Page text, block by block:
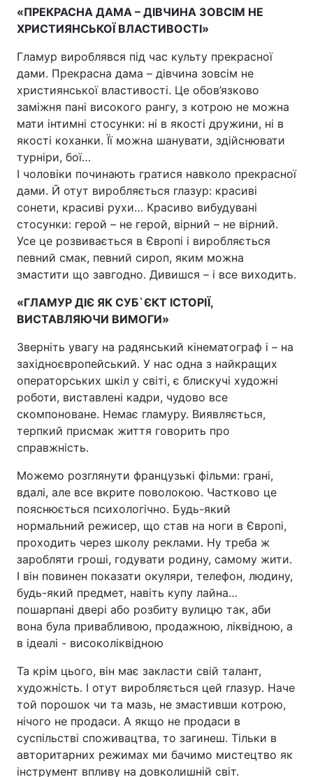
«ПРЕКРАСНА ДАМА – ДІВЧИНА ЗОВСІМ НЕ
ХРИСТИЯНСЬКОЇ ВЛАСТИВОСТІ»
Гламур вироблявся під час культу прекрасної
дами. Прекрасна дама – дівчина зовсім не
християнської властивості. Це обов’язково
заміжня пані високого рангу, з котрою не можна
мати інтимні стосунки: ні в якості дружини, ні в
якості коханки. Її можна шанувати, здійснювати
турніри, бої…
І чоловіки починають гратися навколо прекрасної
дами. Й отут виробляється глазур: красиві
сонети, красиві рухи… Красиво вибудувані
стосунки: герой – не герой, вірний – не вірний.
Усе це розвивається в Європі і виробляється
певний смак, певний сироп, яким можна
змастити що завгодно. Дивишся – і все виходить.
«ГЛАМУР ДІЄ ЯК СУБ`ЄКТ ІСТОРІЇ,
ВИСТАВЛЯЮЧИ ВИМОГИ»
Зверніть увагу на радянський кінематограф і – на
західноєвропейський. У нас одна з найкращих
операторських шкіл у світі, є блискучі художні
роботи, виставлені кадри, чудово все
скомпоноване. Немає гламуру. Виявляється,
терпкий присмак життя говорить про
справжність.
Можемо розглянути французькі фільми: грані,
вдалі, але все вкрите поволокою. Частково це
пояснюється психологічно. Будь-який
нормальний режисер, що став на ноги в Європі,
проходить через школу реклами. Ну треба ж
заробляти гроші, годувати родину, самому жити.
І він повинен показати окуляри, телефон, людину,
будь-який предмет, навіть купу лайна…
пошарпані двері або розбиту вулицю так, аби
вона була привабливою, продажною, ліквідною, а
в ідеалі - високоліквідною
Та крім цього, він має закласти свій талант,
художність. І отут виробляється цей глазур. Наче
той порошок чи та мазь, не змастивши котрою,
нічого не продаси. А якщо не продаси в
суспільстві споживацтва, то загинеш. Тільки в
авторитарних режимах ми бачимо мистецтво як
інструмент впливу на довколишній світ.